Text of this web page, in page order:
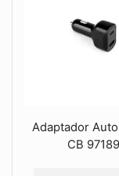
Adaptador
CB 97189